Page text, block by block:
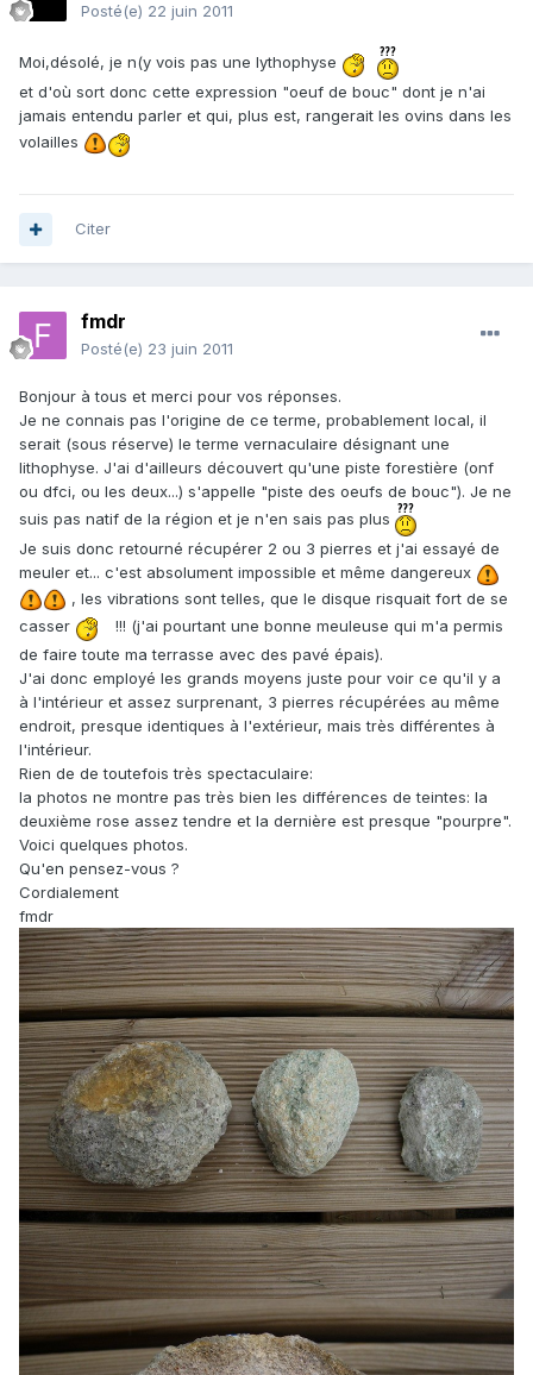
Posté(e) 22 juin 2011
Moi,désolé, je n(y vois pas une lythophyse
et d'où sort donc cette expression "oeuf de bouc" dont je n'ai
jamais entendu parler et qui, plus est, rangerait les ovins dans les
volailles
Citer
fmdr
Posté(e) 23 juin 2011
Bonjour à tous et merci pour vos réponses.
Je ne connais pas l'origine de ce terme, probablement local, il
serait (sous réserve) le terme vernaculaire désignant une
lithophyse. J'ai d'ailleurs découvert qu'une piste forestière (onf
ou dfci, ou les deux...) s'appelle "piste des oeufs de bouc"). Je ne
suis pas natif de la région et je n'en sais pas plus
Je suis donc retourné récupérer 2 ou 3 pierres et j'ai essayé de
meuler et... c'est absolument impossible et même dangereux
, les vibrations sont telles, que le disque risquait fort de se
casser
!!! (j'ai pourtant une bonne meuleuse qui m'a permis
de faire toute ma terrasse avec des pavé épais).
J'ai donc employé les grands moyens juste pour voir ce qu'il y a
à l'intérieur et assez surprenant, 3 pierres récupérées au même
endroit, presque identiques à l'extérieur, mais très différentes à
l'intérieur.
Rien de de toutefois très spectaculaire:
la photos ne montre pas très bien les différences de teintes: la
deuxième rose assez tendre et la dernière est presque "pourpre".
Voici quelques photos.
Qu'en pensez-vous ?
Cordialement
fmdr